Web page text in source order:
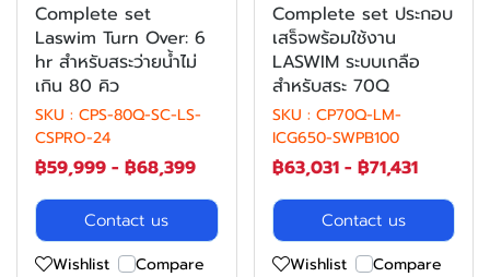
Complete set
Laswim Turn Over: 6
hr สำหรับสระว่ายน้ำไม่
เกิน 80 คิว
SKU : CPS-80Q-SC-LS-
CSPRO-24
฿59,999 - ฿68,399
Contact us
Wishlist Compare
Complete set ประกอบ
เสร็จพร้อมใช้งาน
LASWIM ระบบเกลือ
สำหรับสระ 70Q
SKU : CP70Q-LM-
ICG650-SWPB100
฿63,031- ฿71,431
Contact us
Wishlist Compare